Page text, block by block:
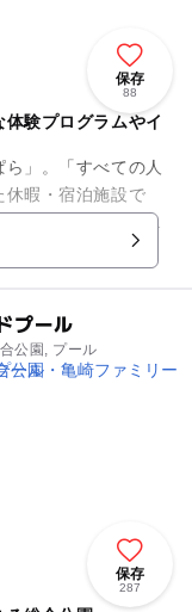
保存
88
験プログラムやイ
」。「すべての人
休暇・宿泊施設で
い自然に囲まれな
プール
公園, プール
保存
287